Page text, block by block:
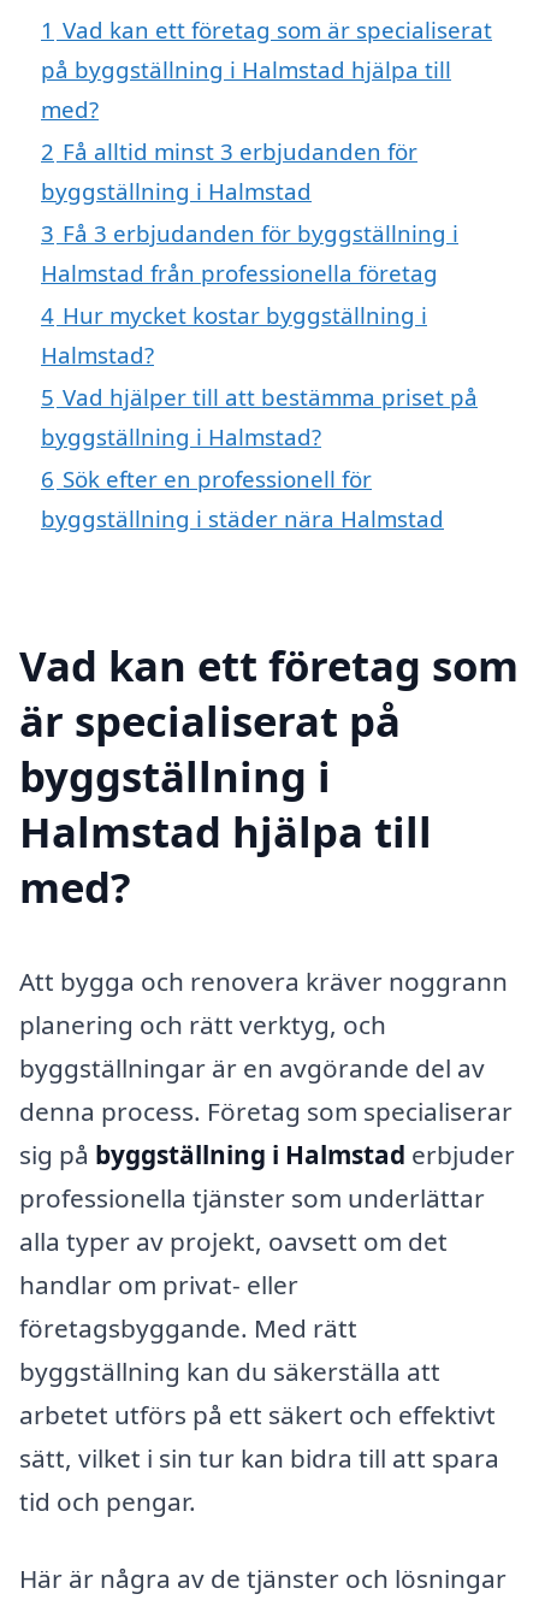
1 Vad kan ett företag som är specialiserat
på byggställning i Halmstad hjälpa till
med?
2 Få alltid minst 3 erbjudanden för
byggställning i Halmstad
3 Få 3 erbjudanden för byggställning i
Halmstad från professionella företag
4 Hur mycket kostar byggställning i
Halmstad?
5 Vad hjälper till att bestämma priset på
byggställning i Halmstad?
6 Sök efter en professionell för
byggställning i städer nära Halmstad
Vad kan ett företag som
är specialiserat på
byggställning i
Halmstad hjälpa till
med?
Att bygga och renovera kräver noggrann
planering och rätt verktyg, och
byggställningar är en avgörande del av
denna process. Företag som specialiserar
sig på byggställning i Halmstad erbjuder
professionella tjänster som underlättar
alla typer av projekt, oavsett om det
handlar om privat- eller
företagsbyggande. Med rätt
byggställning kan du säkerställa att
arbetet utförs på ett säkert och effektivt
sätt, vilket i sin tur kan bidra till att spara
tid och pengar.
Här är några av de tjänster och lösningar